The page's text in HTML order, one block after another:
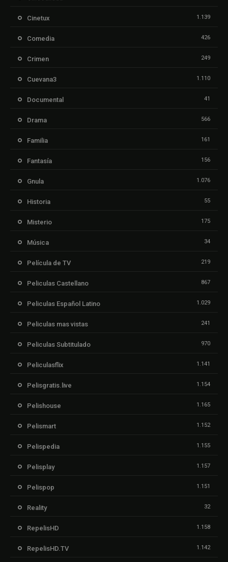
Cinetux 1.139
Comedia 426
Crimen 249
Cuevana3 1.110
Documental 41
Drama 566
Familia 161
Fantasía 156
Gnula 1.076
Historia 55
Misterio 175
Música 34
Película de TV 219
Peliculas Castellano 867
Peliculas Español Latino 1.029
Peliculas mas vistas 241
Peliculas Subtitulado 970
Peliculasflix 1.141
Pelisgratis.live 1.154
Pelishouse 1.165
Pelismart 1.152
Pelispedia 1.155
Pelisplay 1.157
Pelispop 1.151
Reality 32
RepelisHD 1.158
RepelisHD.TV 1.142